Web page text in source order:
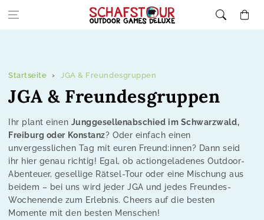
springen
Startseite JGA & Freundesgruppen
K
o
l
l
e
k
JGA & Freundesgruppen
Ihr plant einen Junggesellenabschied im Schwarzwald,
Freiburg oder Konstanz? Oder einfach einen
unvergesslichen Tag mit euren Freund:innen? Dann seid
ihr hier genau richtig! Egal, ob actiongeladenes Outdoor-
Abenteuer, gesellige Rätsel-Tour oder eine Mischung aus
beidem – bei uns wird jeder JGA und jedes Freundes-
Wochenende zum Erlebnis. Cheers auf die besten
Momente mit den besten Menschen!